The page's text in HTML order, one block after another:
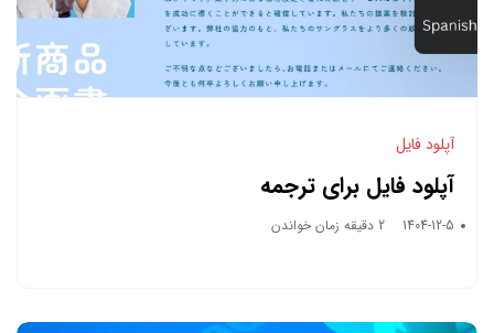
آپلود فایل
آپلود فایل برای ترجمه
1404-12-5 2 دقیقه زمان خواندن